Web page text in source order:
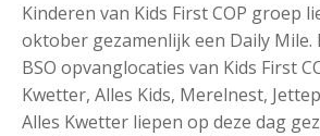
Kinderen van Kids First COP groep
oktober gezamenlijk een Daily Mile.
BSO opvanglocaties van Kids First
Kwetter, Alles Kids, Merelnest,
Alles Kwetter liepen op deze dag